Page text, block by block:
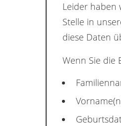
Leider haben
Stelle in
diese Daten
Wenn Sie die